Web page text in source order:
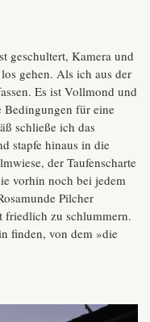
geschultert, Kamera und
gehen. Als ich aus der
Es ist Vollmond und
Bedingungen für eine
schließe ich das
stapfe hinaus in die
der Taufenscharte
vorhin noch bei jedem
Pilcher
friedlich zu schlummern.
finden, von dem »die